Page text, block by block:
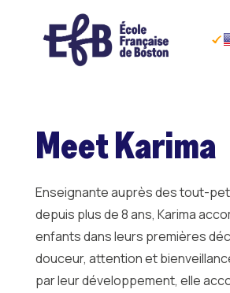
Meet Karima
Enseignante auprès des tout-
depuis plus de 8 ans, Karima
enfants dans leurs premières
douceur, attention et
par leur développement, elle